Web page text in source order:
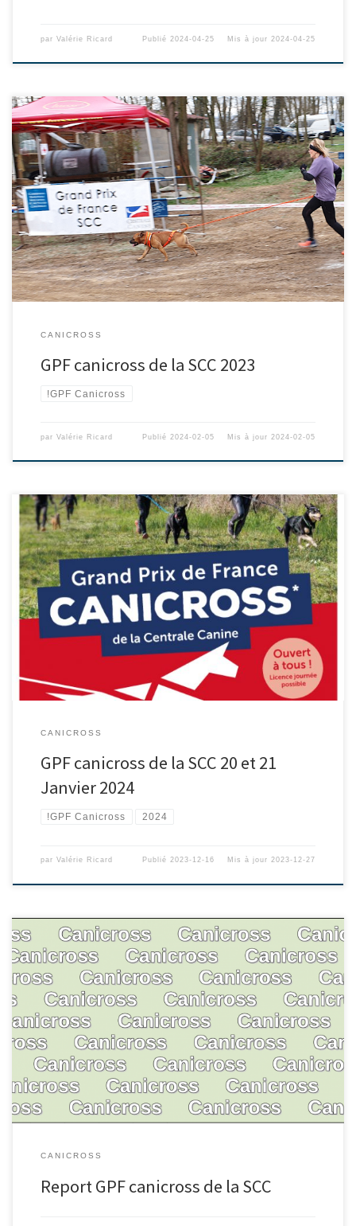
par Valérie Ricard Publié 2024-04-25 Mis à jour 2024-04-25
CANICROSS
GPF canicross de la SCC 2023
!GPF Canicross
par Valérie Ricard Publié2024-02-05 Mis à jour2024-02-05
CANICROSS
GPF canicross de la SCC 20 et 21
Janvier 2024
!GPF Canicross 2024
par Valérie Ricard Publié2023-12-16 Mis à jour2023-12-27
CANICROSS
Report GPF canicross de la SCC